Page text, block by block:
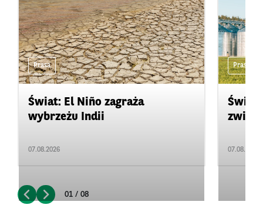
Prasa
Świat: El Niño zagraża
wybrzeżu Indii
07.08.2026
Prasa
07.08.2026
01 / 08